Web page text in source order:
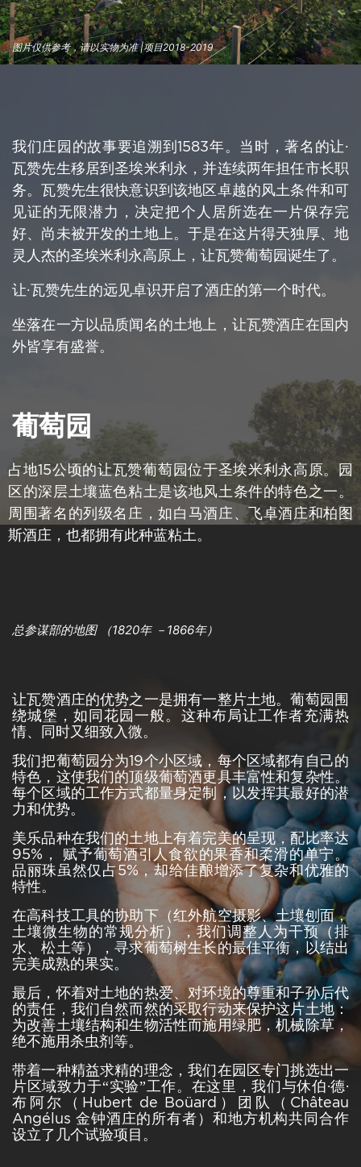
图片仅供参考，请以实物为准 |项目2018-2019
我们庄园的故事要追溯到1583年。当时，著名的让∙
瓦赞先生移居到圣埃米利永，并连续两年担任市长职
务。瓦赞先生很快意识到该地区卓越的风土条件和可
见证的无限潜力，决定把个人居所选在一片保存完
好、尚未被开发的土地上。于是在这片得天独厚、地
灵人杰的圣埃米利永高原上，让瓦赞葡萄园诞生了。
让∙瓦赞先生的远见卓识开启了酒庄的第一个时代。
坐落在一方以品质闻名的土地上，让瓦赞酒庄在国内
外皆享有盛誉。
葡萄园
占地15公顷的让瓦赞葡萄园位于圣埃米利永高原。园
区的深层土壤蓝色粘土是该地风土条件的特色之一。
周围著名的列级名庄，如白马酒庄、飞卓酒庄和柏图
斯酒庄，也都拥有此种蓝粘土。
总参谋部的地图 （1820年 －1866年）
让瓦赞酒庄的优势之一是拥有一整片土地。葡萄园围
绕城堡，如同花园一般。这种布局让工作者充满热
情、同时又细致入微。
我们把葡萄园分为19个小区域，每个区域都有自己的
特色，这使我们的顶级葡萄酒更具丰富性和复杂性。
每个区域的工作方式都量身定制，以发挥其最好的潜
力和优势。
美乐品种在我们的土地上有着完美的呈现，配比率达
95% ，
赋予葡萄酒引人食欲的果香和柔滑的单宁。
品丽珠虽然仅占5%，却给佳酿增添了复杂和优雅的
特性。
在高科技工具的协助下（红外航空摄影、土壤刨面，
土壤微生物的常规分析），我们调整人为干预（排
水、松土等），寻求葡萄树生长的最佳平衡，以结出
完美成熟的果实。
最后，怀着对土地的热爱、对环境的尊重和子孙后代
的责任，我们自然而然的采取行动来保护这片土地：
为改善土壤结构和生物活性而施用绿肥，机械除草，
绝不施用杀虫剂等。
带着一种精益求精的理念，我们在园区专门挑选出一
片区域致力于“实验”工作。在这里，我们与休伯·德·
布阿尔（ Hubert de Boüard ）团队（ Château
Angélus 金钟酒庄的所有者）和地方机构共同合作
设立了几个试验项目。